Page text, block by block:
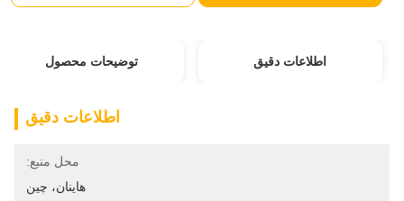
اطلاعات دقیق توضیحات محصول
اطلاعات دقیق
محل منبع:
هاینان، چین